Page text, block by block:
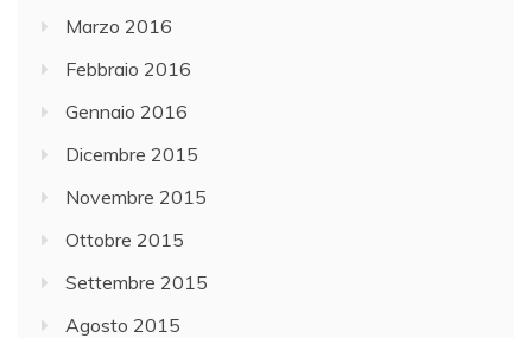
Marzo 2016
Febbraio 2016
Gennaio 2016
Dicembre 2015
Novembre 2015
Ottobre 2015
Settembre 2015
Agosto 2015